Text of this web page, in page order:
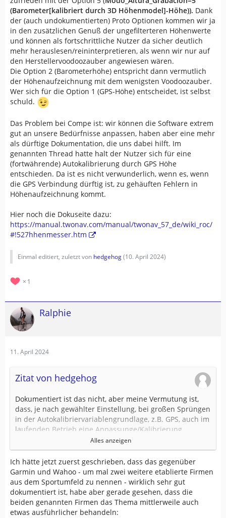
(Barometer[kalibriert durch 3D Höhenmodel]-Höhe)). Dank
der (auch undokumentierten) Proto Optionen kommen wir ja
in den zusätzlichen Genuß der ungefilterteren Höhenwerte
und können als fortschrittliche Nutzer da sicher deutlich
mehr herauslesen/reininterpretieren, als wenn wir nur auf
den Herstellervoodoozauber angewiesen wären.
Die Option 2 (Barometerhöhe) entspricht dann vermutlich
der Höhenaufzeichnung mit dem wenigsten Voodoozauber.
Wer sich für die Option 1 (GPS-Höhe) entscheidet, ist selbst
schuld.
Das Problem bei Compe ist: wir können die Software extrem
gut an unsere Bedürfnisse anpassen, haben aber eine mehr
als dürftige Dokumentation, die uns dabei hilft. Im
genannten Thread hatte halt der Nutzer sich für eine
(fortwährende) Autokalibrierung durch GPS Höhe
entschieden. Da ist es nicht verwunderlich, wenn es, wenn
die GPS Verbindung dürftig ist, zu gehäuften Fehlern in
Höhenaufzeichnung kommt.
Hier noch die Dokuseite dazu:
https://manual.twonav.com/manual/twonav_57_de/wiki_roc/
#!527hhenmesser.htm
Einmal editiert, zuletzt von hedgehog(10. April 2024)
1
Ralphie
11. April 2024
Zitat von hedgehog
Dokumentiert ist das nicht, aber meine Vermutung ist,
dass, je nach gewählter Einstellung, bei großen Sprüngen
in der Autokalibriervariablengrundlage, z.B. GPS, auch im
laufenden Betrieb eine Anpassunge/Kalibrierung
stattfindet. Das kann ich aber auswählen.
...
Die Option 2 (Barometerhöhe) entspricht dann
vermutlich der Höhenaufzeichnung mit dem wenigsten
Voodoozauber. Wer sich für die Option 1 (GPS-Höhe)
entscheidet, ist selbst schuld.
Das Problem bei Compe ist: wir können die Software
Alles anzeigen
Ich hätte jetzt zuerst geschrieben, dass das gegenüber
Garmin und Wahoo - um mal zwei weitere etablierte Firmen
aus dem Sportumfeld zu nennen - wirklich sehr gut
dokumentiert ist, habe aber gerade gesehen, dass die
beiden genannten Firmen das Thema mittlerweile auch
etwas ausführlicher behandeln: